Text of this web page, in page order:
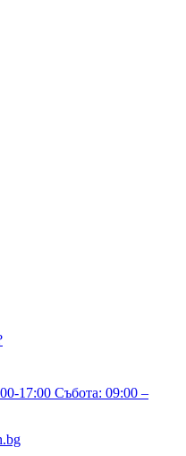
17:00 Събота: 09:00 –